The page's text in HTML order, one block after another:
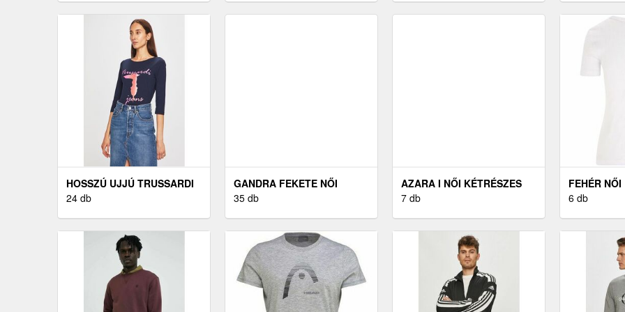
HOSSZÚ UJJÚ TRUSSARDI
JEANS
24 db
GANDRA FEKETE NŐI
BOKACIPŐK
35 db
AZARA I NŐI KÉTRÉSZES
FÜRDŐRUHA
7 db
FEHÉR
S
6 db